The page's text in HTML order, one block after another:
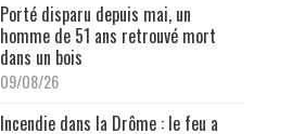
Porté disparu depuis mai, un
homme de 51 ans retrouvé mort
dans un bois
09/08/26
Incendie dans la Drôme : le feu a